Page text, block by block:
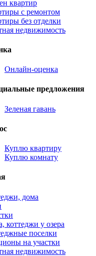
квартир
с ремонтом
без отделки
недвижимость
Онлайн-оценка
предложения
Зеленая гавань
Куплю квартиру
Куплю комнату
дома
коттеджи у озера
поселки
на участки
недвижимость